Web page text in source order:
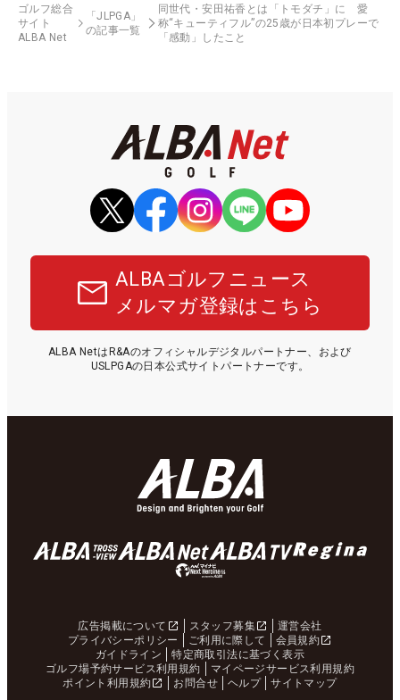
ゴルフ総合
サイト
ALBA Net
「JLPGA」
の記事一覧
同世代・安田祐香とは「トモダチ」に 愛
称“キューティフル”の25歳が日本初プレーで
「感動」したこと
ALBAゴルフニュース
メルマガ登録はこちら
ALBA NetはR&Aのオフィシャルデジタルパートナー、および
USLPGAの日本公式サイトパートナーです。
広告掲載について スタッフ募集
運営会社
プライバシーポリシー
ご利用に際して
会員規約
ガイドライン
特定商取引法に基づく表示
ゴルフ場予約サービス利用規約
マイページサービス利用規約
ポイント利用規約
お問合せ ヘルプ サイトマップ